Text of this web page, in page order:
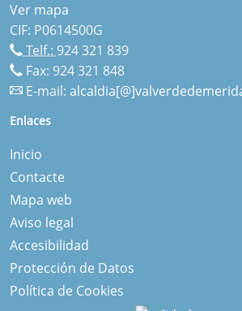
Ver mapa
CIF: P0614500G
Telf.: 924 321 839
Fax: 924 321 848
E-mail:
Enlaces
Inicio
Contacte
Mapa web
Aviso legal
Accesibilidad
Protección de Datos
Política de Cookies